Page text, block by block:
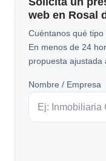
web en Rosal
Cuéntanos qué tipo
En menos de 24
propuesta ajustada
Nombre / Empresa